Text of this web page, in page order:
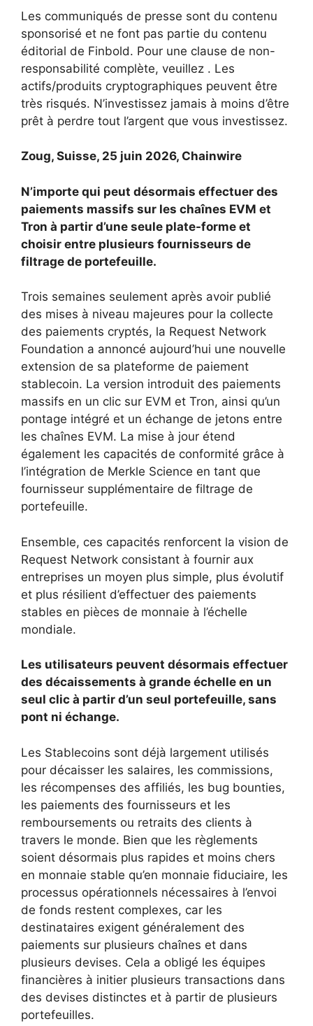
Les communiqués de presse sont du contenu
sponsorisé et ne font pas partie du contenu
éditorial de Finbold. Pour une clause de non-
responsabilité complète, veuillez . Les
actifs/produits cryptographiques peuvent être
très risqués. N’investissez jamais à moins d’être
prêt à perdre tout l’argent que vous investissez.
Zoug, Suisse, 25 juin 2026, Chainwire
N’importe qui peut désormais effectuer des
paiements massifs sur les chaînes EVM et
Tron à partir d’une seule plate-forme et
choisir entre plusieurs fournisseurs de
filtrage de portefeuille.
Trois semaines seulement après avoir publié
des mises à niveau majeures pour la collecte
des paiements cryptés, la Request Network
Foundation a annoncé aujourd’hui une nouvelle
extension de sa plateforme de paiement
stablecoin. La version introduit des paiements
massifs en un clic sur EVM et Tron, ainsi qu’un
pontage intégré et un échange de jetons entre
les chaînes EVM. La mise à jour étend
également les capacités de conformité grâce à
l’intégration de Merkle Science en tant que
fournisseur supplémentaire de filtrage de
portefeuille.
Ensemble, ces capacités renforcent la vision de
Request Network consistant à fournir aux
entreprises un moyen plus simple, plus évolutif
et plus résilient d’effectuer des paiements
stables en pièces de monnaie à l’échelle
mondiale.
Les utilisateurs peuvent désormais effectuer
des décaissements à grande échelle en un
seul clic à partir d’un seul portefeuille, sans
pont ni échange.
Les Stablecoins sont déjà largement utilisés
pour décaisser les salaires, les commissions,
les récompenses des affiliés, les bug bounties,
les paiements des fournisseurs et les
remboursements ou retraits des clients à
travers le monde. Bien que les règlements
soient désormais plus rapides et moins chers
en monnaie stable qu’en monnaie fiduciaire, les
processus opérationnels nécessaires à l’envoi
de fonds restent complexes, car les
destinataires exigent généralement des
paiements sur plusieurs chaînes et dans
plusieurs devises. Cela a obligé les équipes
financières à initier plusieurs transactions dans
des devises distinctes et à partir de plusieurs
portefeuilles.